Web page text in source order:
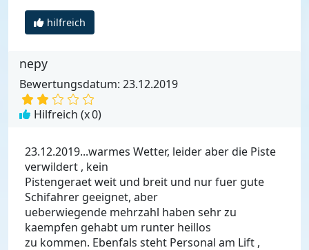
hilfreich
nepy
Bewertungsdatum: 23.12.2019
Hilfreich (x0)
23.12.2019...warmes Wetter, leider aber die Piste
verwildert , kein
Pistengeraet weit und breit und nur fuer gute
Schifahrer geeignet, aber
ueberwiegende mehrzahl haben sehr zu
kaempfen gehabt um runter heillos
zu kommen. Ebenfals steht Personal am Lift ,